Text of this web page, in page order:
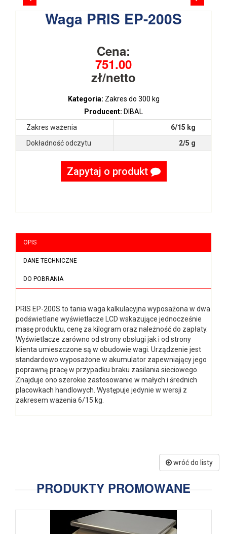
Waga PRIS EP-200S
Cena:
751.00
zł/netto
Kategoria: Zakres do 300 kg
Producent: DIBAL
Zakres ważenia
6/15 kg
Dokładność odczytu
2/5 g
Zapytaj o produkt
OPIS
DANE TECHNICZNE
DO POBRANIA
PRIS EP-200S to tania waga kalkulacyjna wyposażona w dwa
podświetlane wyświetlacze LCD wskazujące jednocześnie
masę produktu, cenę za kilogram oraz należność do zapłaty.
Wyświetlacze zarówno od strony obsługi jak i od strony
klienta umieszczone są w obudowie wagi. Urządzenie jest
standardowo wyposażone w akumulator zapewniający jego
poprawną pracę w przypadku braku zasilania sieciowego.
Znajduje ono szerokie zastosowanie w małych i średnich
placowkach handlowych. Występuje jedynie w wersji z
zakresem ważenia 6/15 kg.
wróć do listy
PRODUKTY PROMOWANE